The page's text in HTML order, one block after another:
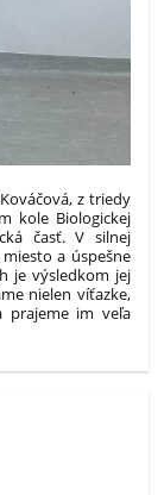
z triedy
kole Biologickej
časť. V silnej
a úspešne
je výsledkom jej
nielen víťazke,
prajeme im veľa